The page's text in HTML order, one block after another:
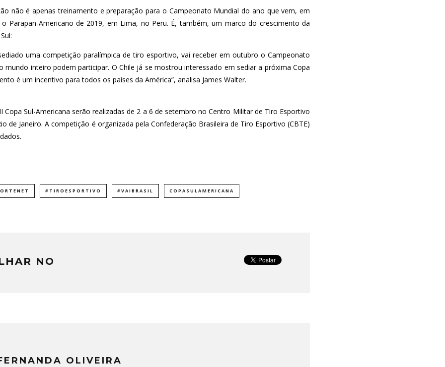
não é apenas treinamento e preparação para o Campeonato Mundial do ano que vem, em
Parapan-Americano de 2019, em Lima, no Peru. É, também, um marco do crescimento da
uma competição paralímpica de tiro esportivo, vai receber em outubro o Campeonato
mundo inteiro podem participar. O Chile já se mostrou interessado em sediar a próxima Copa
é um incentivo para todos os países da América”, analisa James Walter.
Copa Sul-Americana serão realizadas de 2 a 6 de setembro no Centro Militar de Tiro Esportivo
de Janeiro. A competição é organizada pela Confederação Brasileira de Tiro Esportivo (CBTE)
#TIROESPORTIVO #VAIBRASIL COPASULAMERICANA
NO
OLIVEIRA